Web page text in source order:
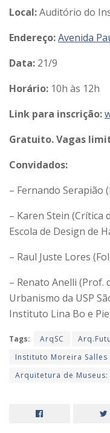
Local:Auditório do
Endereço:Avenida
Data: 21/9
Horário: 10h às 12h
Link para inscrição:
Gratuito. Vagas
Convidados:
– Fernando Serapião
– Karen Stein
Escola de Design de
– Raul Juste Lores
– Renato Anelli
Urbanismo da USP
Instituto Lina Bo e
Tags: ArqSC
Instituto Moreira Salles
Arquitetura de